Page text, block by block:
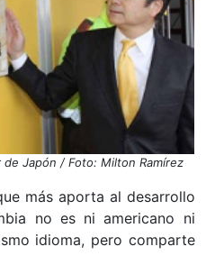
de Japón / Foto: Milton Ramírez
más aporta al desarrollo
no es ni americano ni
idioma, pero comparte